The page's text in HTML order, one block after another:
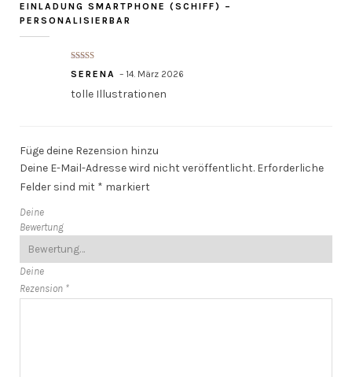
EINLADUNG SMARTPHONE (SCHIFF) –
PERSONALISIERBAR
5von 5
SERENA – 14. März 2026
tolle Illustrationen
Füge deine Rezension hinzu
Deine E-Mail-Adresse wird nicht veröffentlicht. Erforderliche
Felder sind mit * markiert
Deine
Bewertung
Deine
Rezension *